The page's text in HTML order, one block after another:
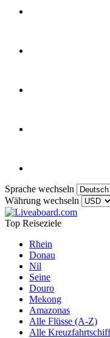
Sprache wechseln
Währung wechseln
Top Reiseziele
Rhein
Donau
Nil
Seine
Douro
Mekong
Amazonas
Alle Flüsse (A-Z)
Alle